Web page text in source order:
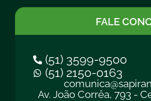
FALE
(51) 3599-9500
(51) 2150-0163
Av. João Corrêa, 793 -